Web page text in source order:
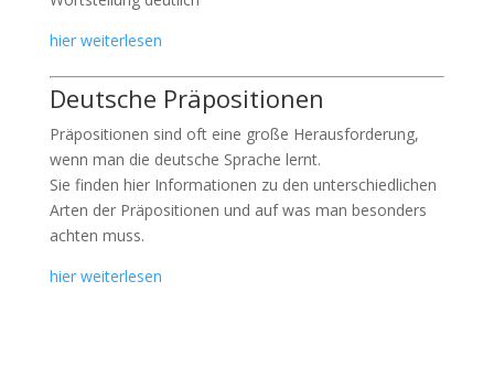
hier weiterlesen
Deutsche Präpositionen
Präpositionen sind oft eine große Herausforderung,
wenn man die deutsche Sprache lernt.
Sie finden hier Informationen zu den unterschiedlichen
Arten der Präpositionen und auf was man besonders
achten muss.
hier weiterlesen